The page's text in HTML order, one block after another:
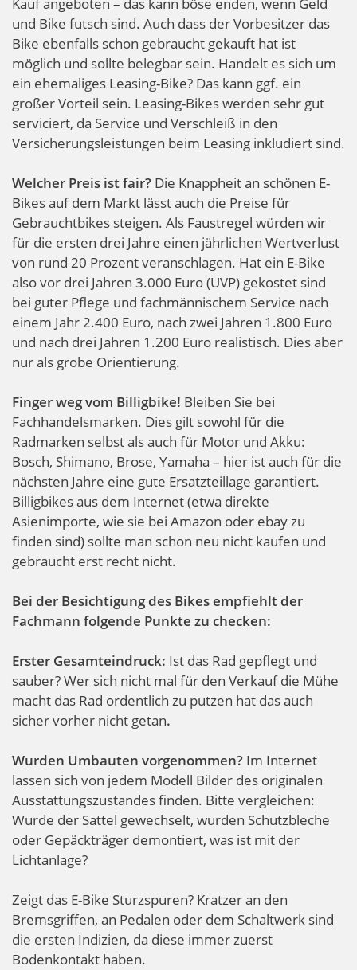
Kauf angeboten – das kann böse enden, wenn Geld
und Bike futsch sind. Auch dass der Vorbesitzer das
Bike ebenfalls schon gebraucht gekauft hat ist
möglich und sollte belegbar sein. Handelt es sich um
ein ehemaliges Leasing-Bike? Das kann ggf. ein
großer Vorteil sein. Leasing-Bikes werden sehr gut
serviciert, da Service und Verschleiß in den
Versicherungsleistungen beim Leasing inkludiert sind.
Welcher Preis ist fair? Die Knappheit an schönen E-
Bikes auf dem Markt lässt auch die Preise für
Gebrauchtbikes steigen. Als Faustregel würden wir
für die ersten drei Jahre einen jährlichen Wertverlust
von rund 20 Prozent veranschlagen. Hat ein E-Bike
also vor drei Jahren 3.000 Euro (UVP) gekostet sind
bei guter Pflege und fachmännischem Service nach
einem Jahr 2.400 Euro, nach zwei Jahren 1.800 Euro
und nach drei Jahren 1.200 Euro realistisch. Dies aber
nur als grobe Orientierung.
Finger weg vom Billigbike! Bleiben Sie bei
Fachhandelsmarken. Dies gilt sowohl für die
Radmarken selbst als auch für Motor und Akku:
Bosch, Shimano, Brose, Yamaha – hier ist auch für die
nächsten Jahre eine gute Ersatzteillage garantiert.
Billigbikes aus dem Internet (etwa direkte
Asienimporte, wie sie bei Amazon oder ebay zu
finden sind) sollte man schon neu nicht kaufen und
gebraucht erst recht nicht.
Bei der Besichtigung des Bikes empfiehlt der
Fachmann folgende Punkte zu checken:
Erster Gesamteindruck: Ist das Rad gepflegt und
sauber? Wer sich nicht mal für den Verkauf die Mühe
macht das Rad ordentlich zu putzen hat das auch
sicher vorher nicht getan.
Wurden Umbauten vorgenommen? Im Internet
lassen sich von jedem Modell Bilder des originalen
Ausstattungszustandes finden. Bitte vergleichen:
Wurde der Sattel gewechselt, wurden Schutzbleche
oder Gepäckträger demontiert, was ist mit der
Lichtanlage?
Zeigt das E-Bike Sturzspuren? Kratzer an den
Bremsgriffen, an Pedalen oder dem Schaltwerk sind
die ersten Indizien, da diese immer zuerst
Bodenkontakt haben.